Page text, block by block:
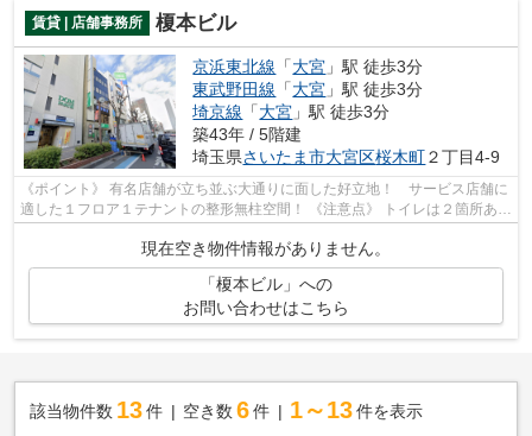
賃貸 | 店舗事務所 榎本ビル
京浜東北線 「大宮 」駅 徒歩3分
東武野田線 「大宮 」駅 徒歩3分
埼京線 「大宮 」駅 徒歩3分
築43年 / 5階建
埼玉県さいたま市大宮区桜木町２丁目4-9
《ポイント》 有名店舗が立ち並ぶ大通りに面した好立地！ サービス店舗に
適した１フロア１テナントの整形無柱空間！ 《注意点》 トイレは２箇所あり
現在空き物件情報がありません。
「榎本ビル」への
お問い合わせはこちら
該当物件数 13件 空き数 6 件 1～13 件を表示